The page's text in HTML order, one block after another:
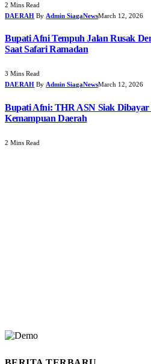
2 Mins Read
DAERAH By Admin SiagaNewsMarch 12, 2026
Bupati Afni Tempuh Jalan Rusak
Saat Safari Ramadan
3 Mins Read
DAERAH By Admin SiagaNewsMarch 12, 2026
Bupati Afni: THR ASN Siak Dibayar
Kemampuan Daerah
2 Mins Read